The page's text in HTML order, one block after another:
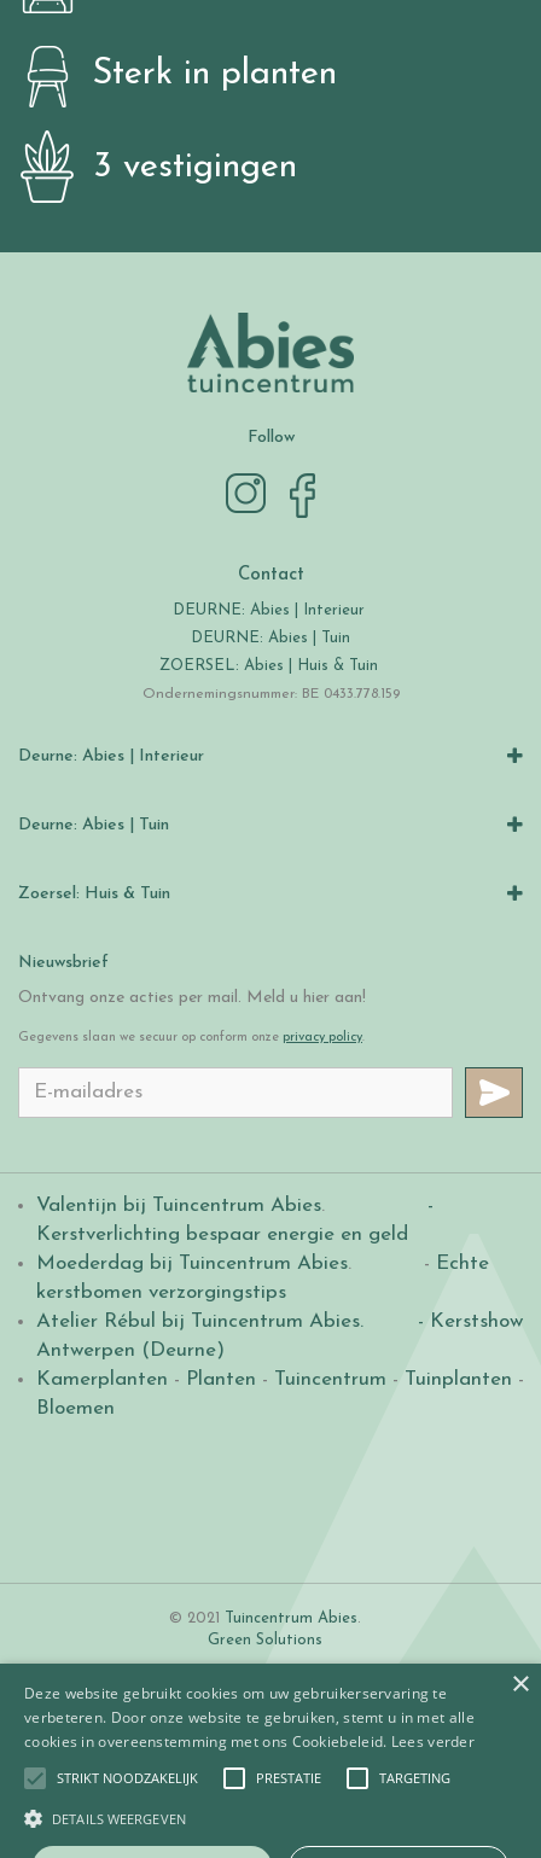
Sterk in planten
3 vestigingen
Follow
Contact
DEURNE: Abies | Interieur
DEURNE: Abies | Tuin
ZOERSEL: Abies | Huis & Tuin
Ondernemingsnummer: BE 0433.778.159
Deurne: Abies | Interieur
Deurne: Abies | Tuin
Zoersel: Huis & Tuin
Nieuwsbrief
Ontvang onze acties per mail. Meld u hier aan!
Gegevens slaan we secuur op conform onze privacy policy.
Valentijn bij Tuincentrum Abies.
-
Kerstverlichting bespaar energie en geld
Moederdag bij Tuincentrum Abies. - Echte
kerstbomen verzorgingstips
Atelier Rébul bij Tuincentrum Abies.
- Kerstshow
Antwerpen (Deurne)
Kamerplanten - Planten - Tuincentrum - Tuinplanten -
Bloemen
© 2021 Tuincentrum Abies.
Green Solutions
Algemene voorwaarden
Contact
×
Deze website gebruikt cookies om uw gebruikerservaring te
verbeteren. Door onze website te gebruiken, stemt u in met alle
cookies in overeenstemming met ons Cookiebeleid. Lees verder
STRIKT NOODZAKELIJK PRESTATIE TARGETING
DETAILS WEERGEVEN